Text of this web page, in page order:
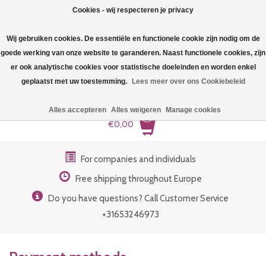
€0,00
0
Bra underwire basic
Bra underwire high
Bra- Repair / Replacement
For companies and individuals
Free shipping throughout Europe
Do you have questions? Call Customer Service
+31653246973
Cookies - wij respecteren je privacy
Wij gebruiken cookies. De essentiële en functionele cookie zijn nodig om de
goede werking van onze website te garanderen. Naast functionele cookies, zijn
er ook analytische cookies voor statistische doeleinden en worden enkel
geplaatst met uw toestemming.
Lees meer over ons Cookiebeleid
Alles accepteren Alles weigeren Manage cookies